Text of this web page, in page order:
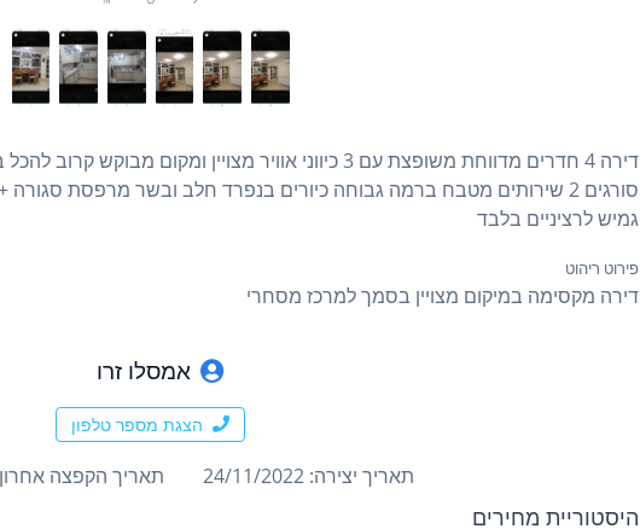
דירה 4 חדרים מדווחת משופצת עם 3 כיווני אוויר מצויין
גמיש לרציניים בלבד
פירוט ריהוט
דירה מקסימה במיקום מצויין בסמך למרכז מסחרי
אמסלו זרו
הצגת מספר טלפון
תאריך יצירה: 24/11/2022 תאריך הקפצה אחרון: 25/01/
היסטוריית מחירים